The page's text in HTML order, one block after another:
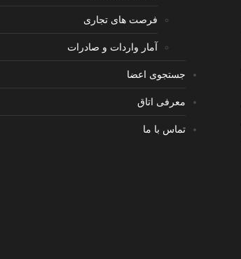
فرصت های تجاری
آمار واردات و صادرات
جستجوی اعضا
معرفی اتاق
تماس با ما